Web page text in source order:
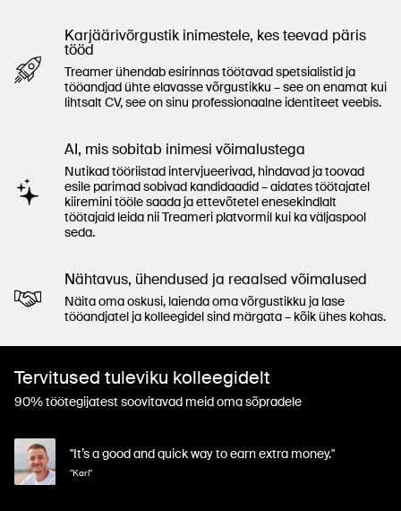
Karjäärivõrgustik inimestele, kes teevad päris
tööd
Treamer ühendab esirinnas töötavad spetsialistid ja
tööandjad ühte elavasse võrgustikku – see on enamat kui
lihtsalt CV, see on sinu professionaalne identiteet veebis.
AI, mis sobitab inimesi võimalustega
Nutikad tööriistad intervjueerivad, hindavad ja toovad
esile parimad sobivad kandidaadid – aidates töötajatel
kiiremini tööle saada ja ettevõtetel enesekindlalt
töötajaid leida nii Treameri platvormil kui ka väljaspool
seda.
Nähtavus, ühendused ja reaalsed võimalused
Näita oma oskusi, laienda oma võrgustikku ja lase
tööandjatel ja kolleegidel sind märgata – kõik ühes kohas.
Tervitused tuleviku kolleegidelt
90% töötegijatest soovitavad meid oma sõpradele
"It’s a good and quick way to earn extra money."
"Karl"